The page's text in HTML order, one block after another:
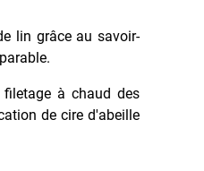
lin grâce au savoir-
à chaud des
de cire d'abeille